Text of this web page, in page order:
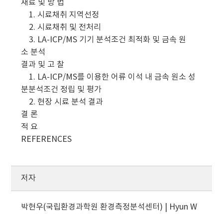
재료 및 방 법
1. 시료채취 지역선정
2. 시료채취 및 전처리
3. LA-ICP/MS 기기 분석조건 최적화 및 금속 원
소 분석
결과 및 고 찰
1. LA-ICP/MS를 이용한 어류 이석 내 금속 원소 성
분분석조건 정립 및 평가
2. 현장 시료 분석 결과
결 론
적 요
REFERENCES
저자
박현우(국립환경과학원 환경측정분석센터) | Hyun W